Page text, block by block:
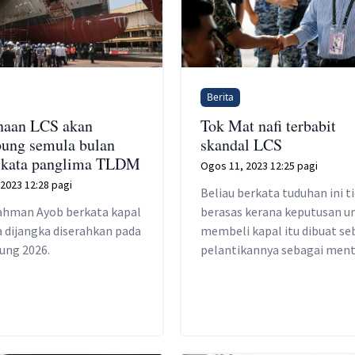
LCS akan
semula bulan
panglima TLDM
12:28 pagi
Ayob berkata kapal
diserahkan pada
2026.
Berita
Tok Mat nafi terbabit
skandal LCS
Ogos 11, 2023 12:25 pagi
Beliau berkata tuduhan ini
berasas kerana keputusan
membeli kapal itu dibuat
pelantikannya sebagai